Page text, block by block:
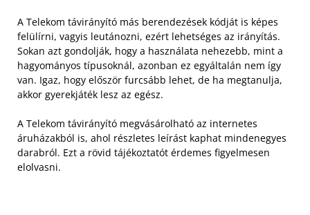
A Telekom távirányító más berendezések kódját is képes
felülírni, vagyis leutánozni, ezért lehetséges az irányítás.
Sokan azt gondolják, hogy a használata nehezebb, mint a
hagyományos típusoknál, azonban ez egyáltalán nem így
van. Igaz, hogy először furcsább lehet, de ha megtanulja,
akkor gyerekjáték lesz az egész.
A Telekom távirányító megvásárolható az internetes
áruházakból is, ahol részletes leírást kaphat mindenegyes
darabról. Ezt a rövid tájékoztatót érdemes figyelmesen
elolvasni.